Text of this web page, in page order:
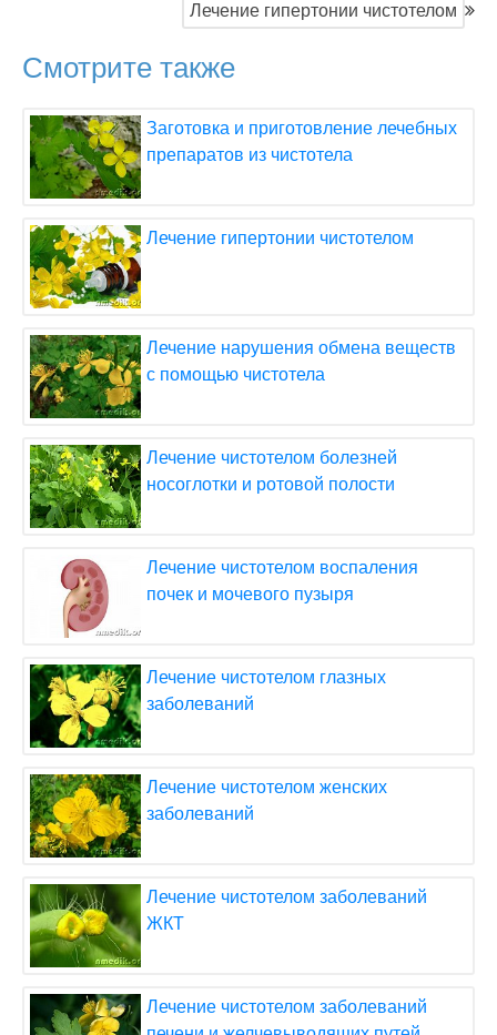
Лечение гипертонии чистотелом
Смотрите также
Заготовка и приготовление лечебных
препаратов из чистотела
Лечение гипертонии чистотелом
Лечение нарушения обмена веществ
с помощью чистотела
Лечение чистотелом болезней
носоглотки и ротовой полости
Лечение чистотелом воспаления
почек и мочевого пузыря
Лечение чистотелом глазных
заболеваний
Лечение чистотелом женских
заболеваний
Лечение чистотелом заболеваний
ЖКТ
Лечение чистотелом заболеваний